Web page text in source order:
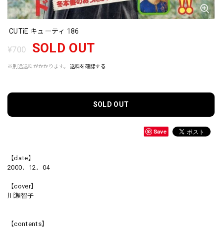
CUTiE キューティ 186
¥700 SOLD OUT
※別途送料がかかります。 送料を確認する
SOLD OUT
Save
【date】
2000．12．04
【cover】
川瀬智子
【contents】